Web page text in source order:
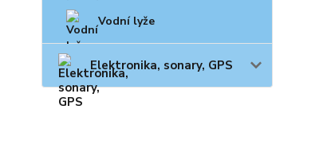
Vodní lyže
Elektronika, sonary, GPS